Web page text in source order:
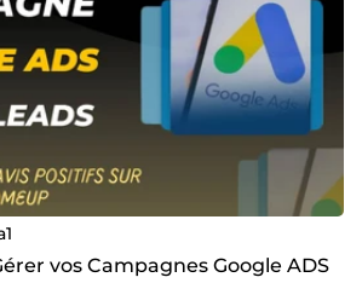
vos Campagnes Google ADS